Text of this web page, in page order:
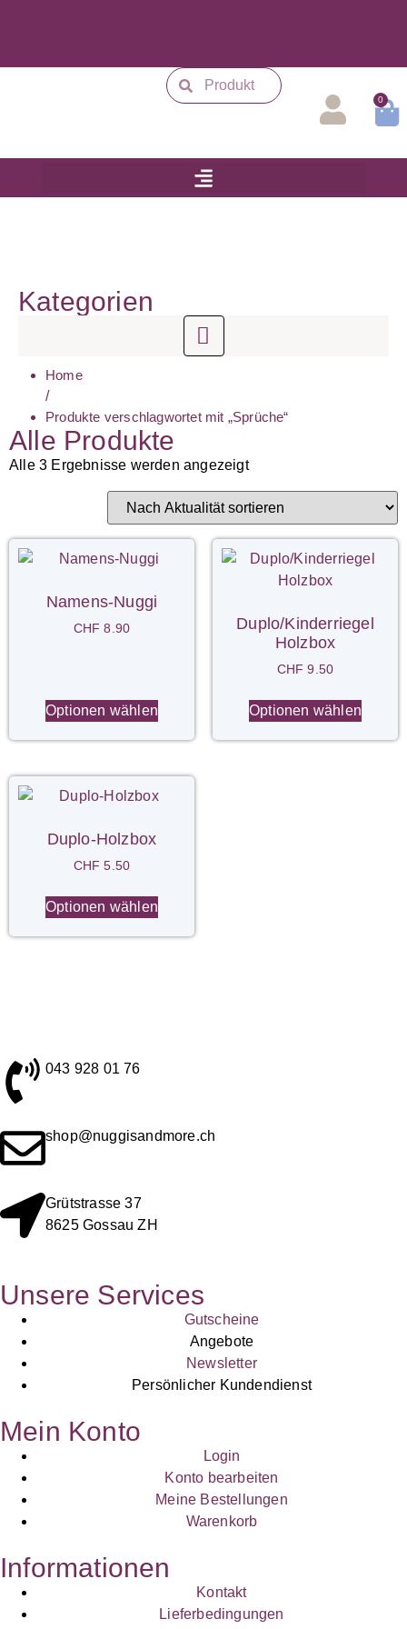
0
Kategorien
Home
/
Produkte verschlagwortet mit „Sprüche“
Alle Produkte
Alle 3 Ergebnisse werden angezeigt
Namens-Nuggi
CHF 8.90
Optionen wählen
Duplo/Kinderriegel
Holzbox
CHF 9.50
Optionen wählen
Duplo-Holzbox
CHF 5.50
Optionen wählen
043 928 01 76
shop@nuggisandmore.ch
Grütstrasse 37
8625 Gossau ZH
Unsere Services
Gutscheine
Angebote
Newsletter
Persönlicher Kundendienst
Mein Konto
Login
Konto bearbeiten
Meine Bestellungen
Warenkorb
Informationen
Kontakt
Lieferbedingungen